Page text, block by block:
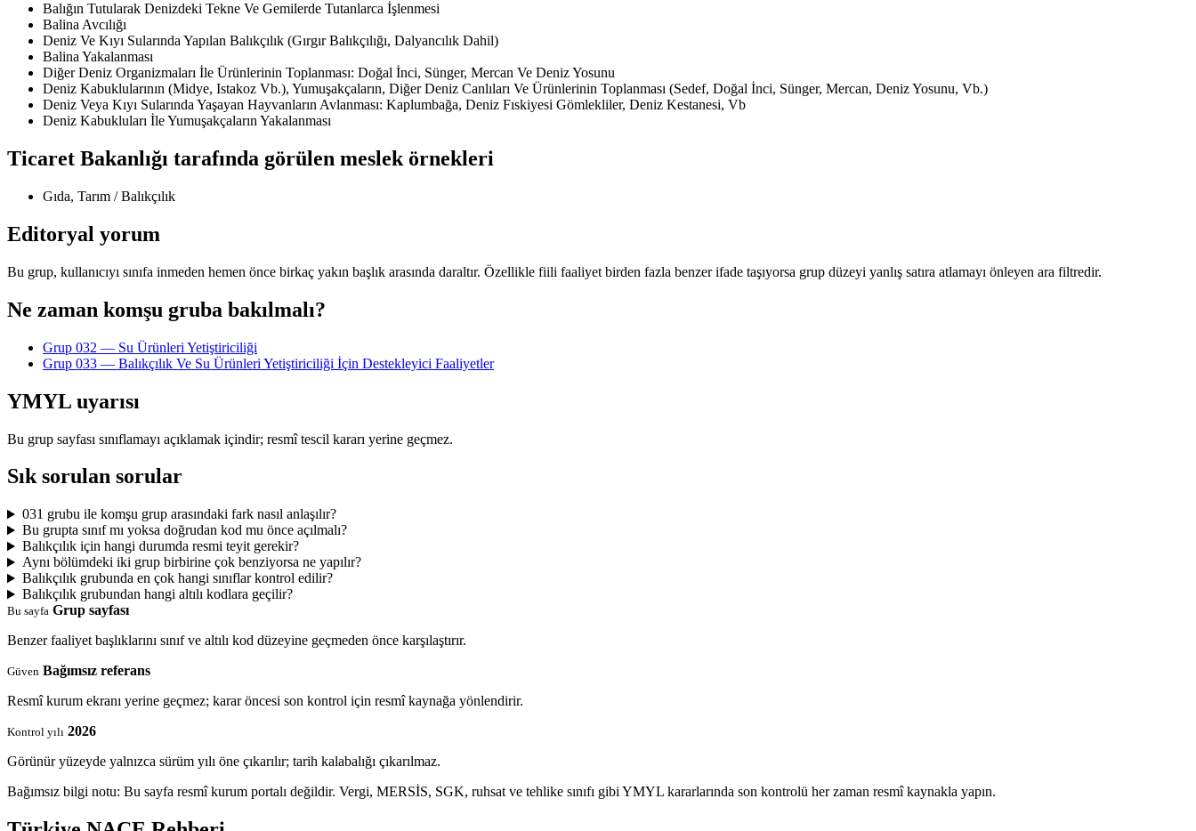
Balığın Tutularak Denizdeki Tekne Ve Gemilerde Tutanlarca İşlenmesi
Balina Avcılığı
Deniz Ve Kıyı Sularında Yapılan Balıkçılık (Gırgır Balıkçılığı, Dalyancılık Dahil)
Balina Yakalanması
Diğer Deniz Organizmaları İle Ürünlerinin Toplanması: Doğal İnci, Sünger, Mercan Ve Deniz Yosunu
Deniz Kabuklularının (Midye, Istakoz Vb.), Yumuşakçaların, Diğer Deniz Canlıları Ve Ürünlerinin Toplanması (Sedef, Doğal İnci, Sünger, Mercan, Deniz Yosunu, Vb.)
Deniz Veya Kıyı Sularında Yaşayan Hayvanların Avlanması: Kaplumbağa, Deniz Fıskiyesi Gömlekliler, Deniz Kestanesi, Vb
Deniz Kabukluları İle Yumuşakçaların Yakalanması
Ticaret Bakanlığı tarafında görülen meslek örnekleri
Gıda, Tarım / Balıkçılık
Editoryal yorum
Bu grup, kullanıcıyı sınıfa inmeden hemen önce birkaç yakın başlık arasında daraltır. Özellikle fiili faaliyet birden fazla benzer ifade taşıyorsa grup düzeyi yanlış satıra atlamayı önleyen ara filtredir.
Ne zaman komşu gruba bakılmalı?
Grup 032 — Su Ürünleri Yetiştiriciliği
Grup 033 — Balıkçılık Ve Su Ürünleri Yetiştiriciliği İçin Destekleyici Faaliyetler
YMYL uyarısı
Bu grup sayfası sınıflamayı açıklamak içindir; resmî tescil kararı yerine geçmez.
Sık sorulan sorular
031 grubu ile komşu grup arasındaki fark nasıl anlaşılır?
Bu grupta sınıf mı yoksa doğrudan kod mu önce açılmalı?
Balıkçılık için hangi durumda resmi teyit gerekir?
Aynı bölümdeki iki grup birbirine çok benziyorsa ne yapılır?
Balıkçılık grubunda en çok hangi sınıflar kontrol edilir?
Balıkçılık grubundan hangi altılı kodlara geçilir?
Bu sayfa Grup sayfası
Benzer faaliyet başlıklarını sınıf ve altılı kod düzeyine geçmeden önce karşılaştırır.
Güven Bağımsız referans
Resmî kurum ekranı yerine geçmez; karar öncesi son kontrol için resmî kaynağa yönlendirir.
Kontrol yılı 2026
Görünür yüzeyde yalnızca sürüm yılı öne çıkarılır; tarih kalabalığı çıkarılmaz.
Bağımsız bilgi notu: Bu sayfa resmî kurum portalı değildir. Vergi, MERSİS, SGK, ruhsat ve tehlike sınıfı gibi YMYL kararlarında son kontrolü her zaman resmî kaynakla yapın.